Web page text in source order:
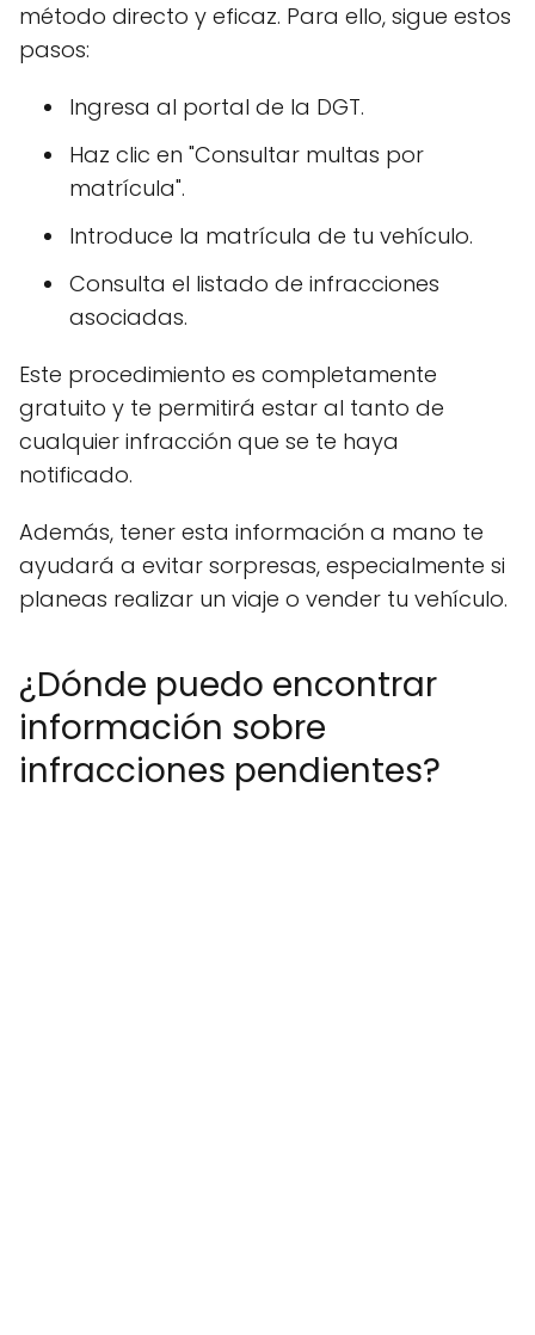
método directo y eficaz. Para ello, sigue estos
pasos:
Ingresa al portal de la DGT.
Haz clic en "Consultar multas por
matrícula".
Introduce la matrícula de tu vehículo.
Consulta el listado de infracciones
asociadas.
Este procedimiento es completamente
gratuito y te permitirá estar al tanto de
cualquier infracción que se te haya
notificado.
Además, tener esta información a mano te
ayudará a evitar sorpresas, especialmente si
planeas realizar un viaje o vender tu vehículo.
¿Dónde puedo encontrar
información sobre
infracciones pendientes?